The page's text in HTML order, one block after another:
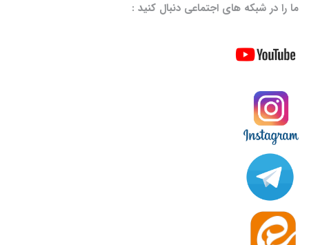
ما را در شبکه های اجتماعی دنبال کنید :